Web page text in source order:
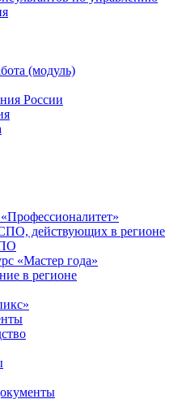
(модуль)
России
действующих в регионе
«Мастер года»
в регионе